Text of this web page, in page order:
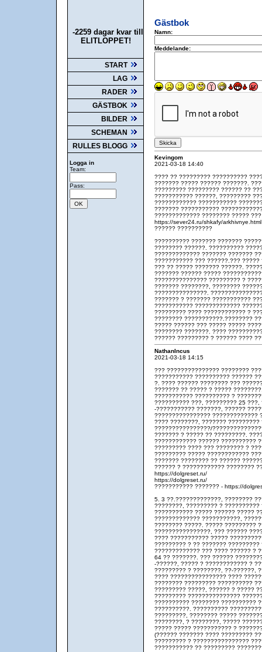
-2259 dagar kvar till
ELITLOPPET!
START
LAG
RADER
GÄSTBOK
BILDER
SCHEMAN
RULLES BLOGG
Logga in
Team:
Pass:
Gästbok
Namn:
Meddelande:
Kevingom
2021-03-18 14:40
???? ?? ????????? ??????????
??????? ????? ?????? ???????.
????????? ????????? ?????? ??
??????????? ??????, ?????????
???????????? ???????????
??????? ???????????
????????????? ???????? ?????
https://sever24.ru/shkafy/
?????? ??????????
?????????? ??????? ???????
???????? ??????. ??????????
????????????? ??????? ???????
??????????? ??? ??????.???
??? ?? ????? ??????? ??????.
??????? ?????? ?????
??????????????? ????????? ?
??????? ????????, ????????
???????????????.
??????? ? ??????? ???????????
??????????? ?????????????
????????? ???? ???????????? ?
???????? ???????????.????????
????? ?????? ??? ????? ?????
???????? ???????. ????
?????? ????????? ? ?????? ????
NathanIncus
2021-03-18 14:15
??? ??????????????? ????????
??????????? ?????????? ??????
?. ???? ?????? ???????? ???
??????? ?? ????? ? ?????
??????????? ?????????? ?
?????????? ???, ????????? 25
-??????????? ???????, ??????
???????????????? ?????????????
???? ????????, ??????? ?????????
????????????????/
??????? ? ????? ?? ?????????.
???????????? ?????? ??????????
????????? ???? ??? ???????? ?
????????? ????? ????????????
??????? ???????? ?? ??????
?????? ? ???????????? ????????
https://dolgreset.ru/
https://dolgreset.ru/
??????????? ??????? - https://
5. 3 ??.?????????????, ????????
????????, ????????? ?
??????????? ????? ?????? ?????
????????????? ???????????,
???????? ?????. ????? ?????????
????????????????, ??? ??????
???? ??????????? ?????
????????? ? ?? ???????
????????????? ??? ???? ?????? ?
64 ?? ???????. ??? ??????
-??????, ????? ? ???????????? ?
????????? ? ????????, ??-??????,
???? ???????????????? ????
???????? ????????? ??????????
????????? ?????, ?????? ? ?????
????????? ???????????????
?????????? ???????? ??????????
??????????. ??????????
?????????, ???????? ?????
????????, ? ????????, ?????
????? ????? ??????????? ?
(?????? ??????? ???? ?????????
????????? ? ????????????????
??????????? ?? ?????????